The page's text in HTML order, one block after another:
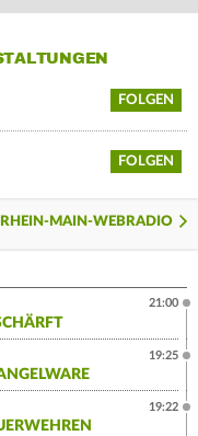
FOLGEN
FOLGEN
RHEIN-MAIN-WEBRADIO
21:00
19:25
19:22